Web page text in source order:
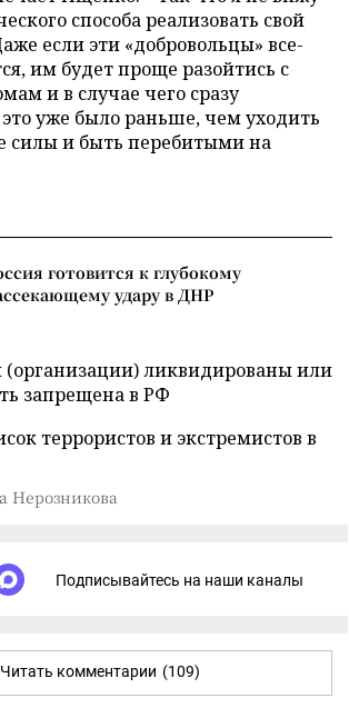
способа реализовать свой
если эти «добровольцы» все-
им будет проще разойтись с
и в случае чего сразу
это уже было раньше, чем уходить
силы и быть перебитыми на
готовится к глубокому
удару в ДНР
(организации) ликвидированы или
запрещена в РФ
террористов и экстремистов в
Нерозникова
Подписывайтесь на наши каналы
Читать комментарии (109)